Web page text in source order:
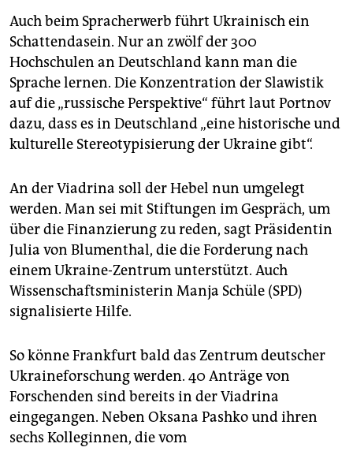
Auch beim Spracherwerb führt Ukrainisch ein
Schattendasein. Nur an zwölf der 300
Hochschulen an Deutschland kann man die
Sprache lernen. Die Konzentration der Slawistik
auf die „russische Perspektive“ führt laut Portnov
dazu, dass es in Deutschland „eine historische und
kulturelle Stereotypisierung der Ukraine gibt“.
An der Viadrina soll der Hebel nun umgelegt
werden. Man sei mit Stiftungen im Gespräch, um
über die Finanzierung zu reden, sagt Präsidentin
Julia von Blumenthal, die die Forderung nach
einem Ukraine-Zentrum unterstützt. Auch
Wissenschaftsministerin Manja Schüle (SPD)
signalisierte Hilfe.
So könne Frankfurt bald das Zentrum deutscher
Ukraineforschung werden. 40 Anträge von
Forschenden sind bereits in der Viadrina
eingegangen. Neben Oksana Pashko und ihren
sechs Kolleginnen, die vom